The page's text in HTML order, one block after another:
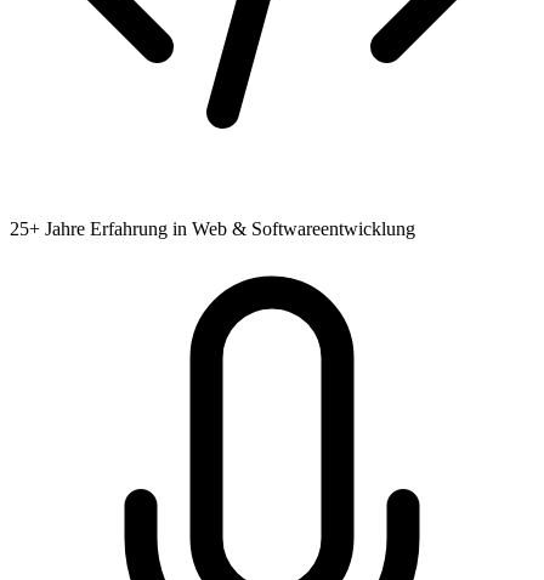
25+ Jahre Erfahrung in Web & Softwareentwicklung